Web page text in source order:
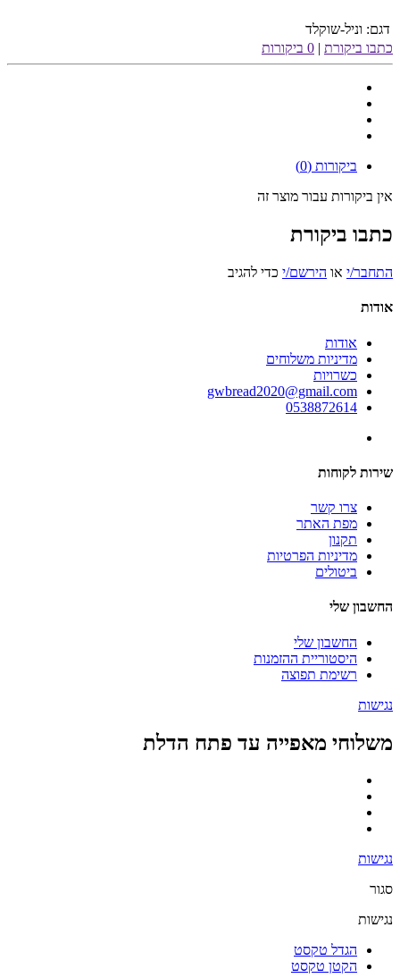
דגם: וניל-שוקלד
כתבו ביקורת | 0 ביקורות
ביקורות (0)
אין ביקורות עבור מוצר זה
כתבו ביקורת
התחבר/י או הירשם/י כדי להגיב
אודות
אודות
מדיניות משלוחים
כשרויות
gwbread2020@gmail.com
0538872614
שירות לקוחות
צרו קשר
מפת האתר
תקנון
מדיניות הפרטיות
ביטולים
החשבון שלי
החשבון שלי
היסטוריית ההזמנות
רשימת תפוצה
נגישות
משלוחי מאפייה עד פתח הדלת
נגישות
סגור
נגישות
הגדל טקסט
הקטן טקסט